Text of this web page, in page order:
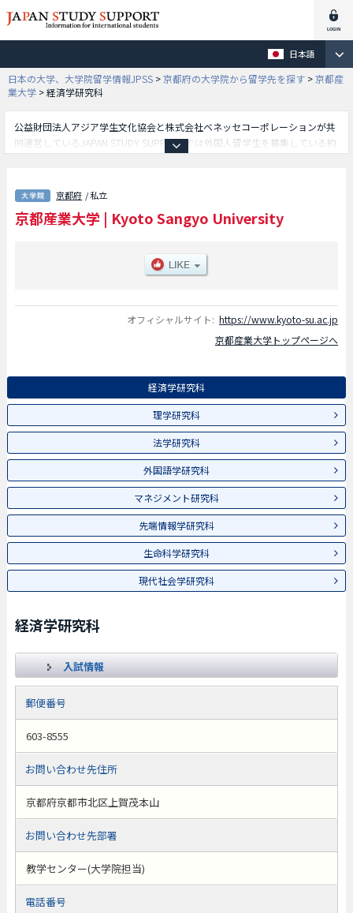
日本語
日本の大学、大学院留学情報JPSS >京都府の大学院から留学先を探す >京都産
業大学 >経済学研究科
公益財団法人アジア学生文化協会と株式会社ベネッセコーポレーションが共
同運営しているJAPAN STUDY SUPPORTでは外国人留学生を募集している約
理学研究科や法学研究科や外国語学研究科やマネジメント研究科や先端情報
学研究科や生命科学研究科や現代社会学研究科等、研究科別情報や、募集定
員や合格者数など入試情報、施設案内、アクセスなど外国人留学生に必要な
京都府 / 私立
京都産業大学 | Kyoto Sangyo University
オフィシャルサイト: https://www.kyoto-su.ac.jp
京都産業大学トップページへ
経済学研究科
理学研究科
法学研究科
外国語学研究科
マネジメント研究科
先端情報学研究科
生命科学研究科
現代社会学研究科
経済学研究科
入試情報
郵便番号
603-8555
お問い合わせ先住所
京都府京都市北区上賀茂本山
お問い合わせ先部署
教学センター(大学院担当)
電話番号